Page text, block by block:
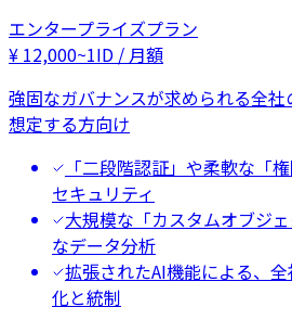
エンタープライズプラン
¥ 12,000~1ID / 月額
強固なガバナンスが求められる全
想定する方向け
「二段階認証」や柔軟な「
セキュリティ
大規模な「カスタムオブジ
なデータ分析
拡張されたAI機能による、
化と統制